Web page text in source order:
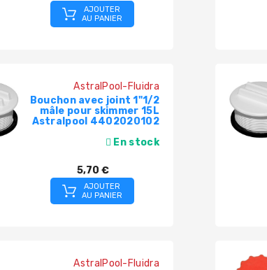
AJOUTER
AU PANIER
AstralPool-Fluidra
Bouchon avec joint 1"1/2
mâle pour skimmer 15L
Astralpool 4402020102
En stock
5,70 €
AJOUTER
AU PANIER
AstralPool-Fluidra